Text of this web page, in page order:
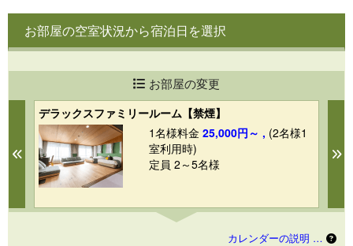
お部屋の空室状況から宿泊日を選択
お部屋の変更
Previous
デラックスファミリールーム【禁煙】
1名様料金 25,000円～ , (2名様1
室利用時)
定員 2～5名様
カレンダーの説明 …